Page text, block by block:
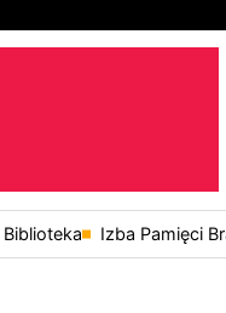
Przejdź do wyszukiwarki
Biblioteka Izba Pamięci